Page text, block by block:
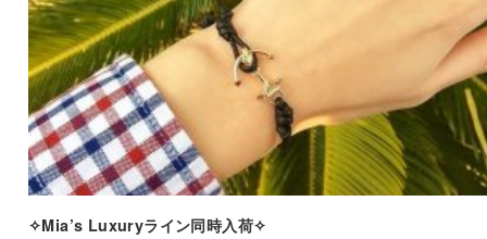
✧Mia’s Luxuryライン同時入荷✧